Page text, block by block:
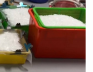
呈現全面下滑趨勢。首
維薩亞斯群島同樣為負
出，民答那峨向來被
）及杜特蒂家族的重
案與馬可仕、杜特蒂兩
當地選民對中央政府的
境令人驚訝外，看護平
不同。據了解，人力仲
花了一整個星期學習煮
驗。此外，她的雙手白
作的人，與一般人對看
是，這名看護十分重視